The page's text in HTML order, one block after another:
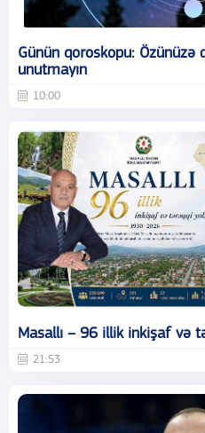
Günün qoroskopu: Özünüzə
unutmayın
10:00
Masallı – 96 illik inkişaf və
21:53